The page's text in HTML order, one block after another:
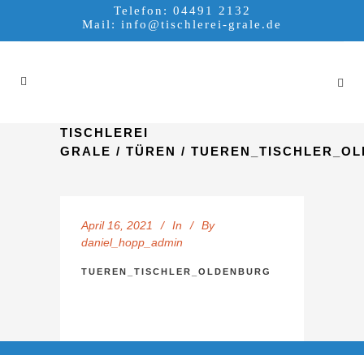
Telefon: 04491 2132
Mail: info@tischlerei-grale.de
TISCHLEREI
GRALE / TÜREN /
April 16, 2021 In
By
daniel_hopp_admin
TUEREN_TISCHLER_OLDENBURG